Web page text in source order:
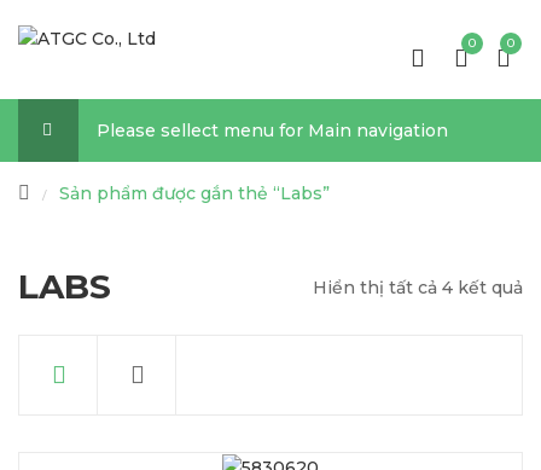
0
0
Please sellect menu for Main navigation
/ Sản phẩm được gắn thẻ “Labs”
LABS Hiển thị tất cả 4 kết quả